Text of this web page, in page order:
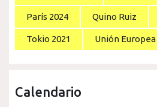
París 2024 Quino Ruiz
Tokio 2021 Unión Europea
Calendario